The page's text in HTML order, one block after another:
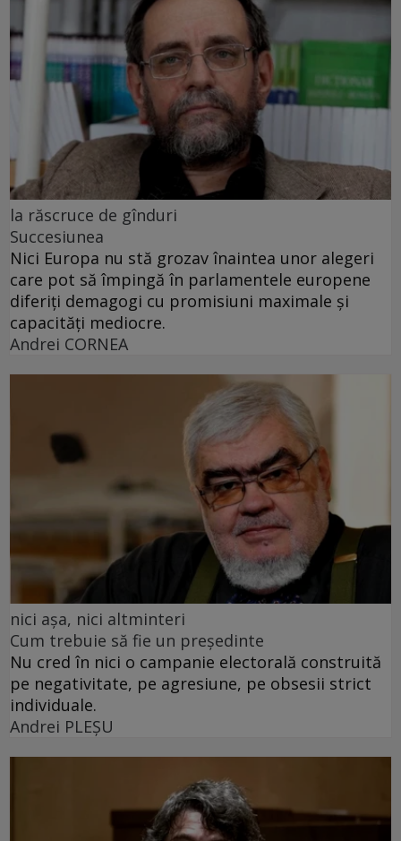
la răscruce de gînduri
Succesiunea
Nici Europa nu stă grozav înaintea unor alegeri
care pot să împingă în parlamentele europene
diferiți demagogi cu promisiuni maximale și
capacități mediocre.
Andrei CORNEA
nici așa, nici altminteri
Cum trebuie să fie un președinte
Nu cred în nici o campanie electorală construită
pe negativitate, pe agresiune, pe obsesii strict
individuale.
Andrei PLEŞU